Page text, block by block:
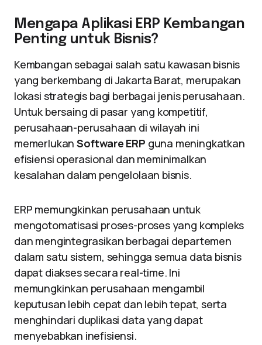
Mengapa Aplikasi ERP Kembangan
Penting untuk Bisnis?
Kembangan sebagai salah satu kawasan bisnis
yang berkembang di Jakarta Barat, merupakan
lokasi strategis bagi berbagai jenis perusahaan.
Untuk bersaing di pasar yang kompetitif,
perusahaan-perusahaan di wilayah ini
memerlukanSoftware ERP guna meningkatkan
efisiensi operasional dan meminimalkan
kesalahan dalam pengelolaan bisnis.
ERP memungkinkan perusahaan untuk
mengotomatisasi proses-proses yang kompleks
dan mengintegrasikan berbagai departemen
dalam satu sistem, sehingga semua data bisnis
dapat diakses secara real-time. Ini
memungkinkan perusahaan mengambil
keputusan lebih cepat dan lebih tepat, serta
menghindari duplikasi data yang dapat
menyebabkan inefisiensi.